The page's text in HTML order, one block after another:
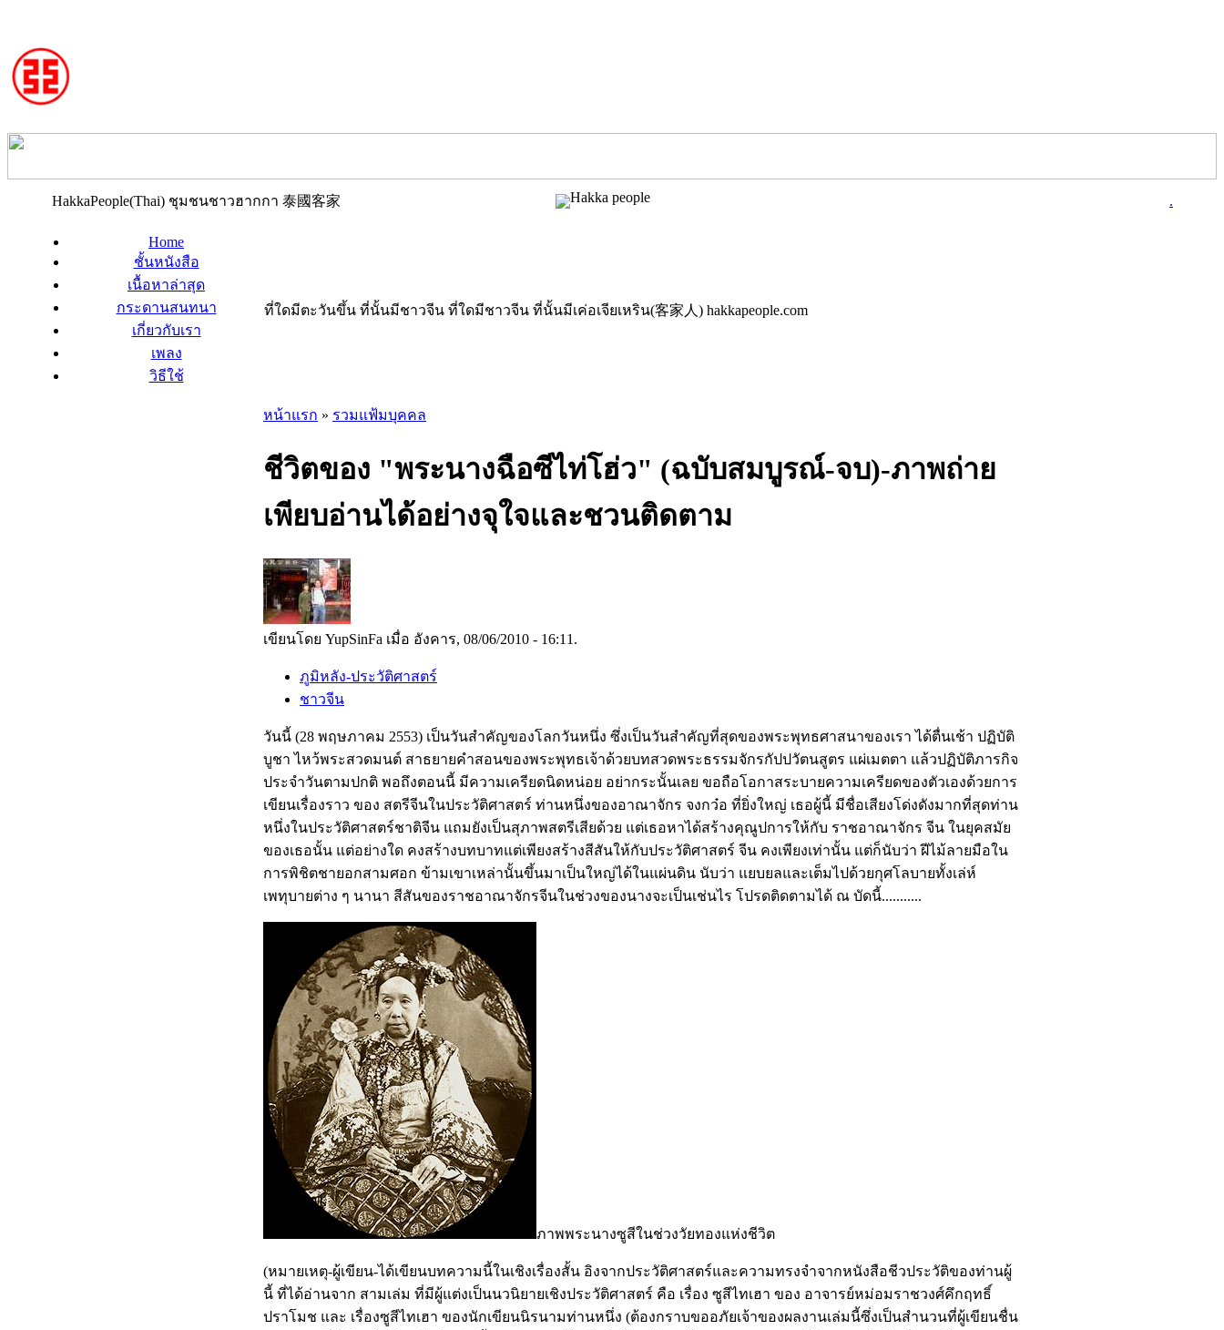
HakkaPeople(Thai) ชุมชนชาวฮากกา 泰國客家 .
Home
ชั้นหนังสือ
เนื้อหาล่าสุด
กระดานสนทนา
เกี่ยวกับเรา
เพลง
วิธีใช้
ที่ใดมีตะวันขึ้น ที่นั้นมีชาวจีน ที่ใดมีชาวจีน ที่นั้นมีเค่อเจียเหริน(客家人) hakkapeople.com
หน้าแรก » รวมแฟ้มบุคคล
ชีวิตของ "พระนางฉือซีไท่โฮ่ว" (ฉบับสมบูรณ์-จบ)-ภาพถ่าย
เพียบอ่านได้อย่างจุใจและชวนติดตาม
เขียนโดย YupSinFa เมื่อ อังคาร, 08/06/2010 - 16:11.
ภูมิหลัง-ประวัติศาสตร์
ชาวจีน
วันนี้ (28 พฤษภาคม 2553) เป็นวันสำคัญของโลกวันหนึ่ง ซึ่งเป็นวันสำคัญที่สุดของพระพุทธศาสนาของเรา ได้ตื่นเช้า ปฏิบัติ
บูชา ไหว้พระสวดมนต์ สาธยายคำสอนของพระพุทธเจ้าด้วยบทสวดพระธรรมจักรกัปปวัตนสูตร แผ่เมตตา แล้วปฏิบัติภารกิจ
ประจำวันตามปกติ พอถึงตอนนี้ มีความเครียดนิดหน่อย อย่ากระนั้นเลย ขอถือโอกาสระบายความเครียดของตัวเองด้วยการ
เขียนเรื่องราว ของ สตรีจีนในประวัติศาสตร์ ท่านหนึ่งของอาณาจักร จงกว๋อ ที่ยิ่งใหญ่ เธอผู้นี้ มีชื่อเสียงโด่งดังมากที่สุดท่าน
หนึ่งในประวัติศาสตร์ชาติจีน แถมยังเป็นสุภาพสตรีเสียด้วย แต่เธอหาได้สร้างคุณูปการให้กับ ราชอาณาจักร จีน ในยุคสมัย
ของเธอนั้น แต่อย่างใด คงสร้างบทบาทแต่เพียงสร้างสีสันให้กับประวัติศาสตร์ จีน คงเพียงเท่านั้น แต่ก็นับว่า ฝีไม้ลายมือใน
การพิชิตชายอกสามศอก ข้ามเขาเหล่านั้นขึ้นมาเป็นใหญ่ได้ในแผ่นดิน นับว่า แยบยลและเต็มไปด้วยกุศโลบายทั้งเล่ห์
เพทุบายต่าง ๆ นานา สีสันของราชอาณาจักรจีนในช่วงของนางจะเป็นเช่นไร โปรดติดตามได้ ณ บัดนี้...........
ภาพพระนางซูสีในช่วงวัยทองแห่งชีวิต
(หมายเหตุ-ผู้เขียน-ได้เขียนบทความนี้ในเชิงเรื่องสั้น อิงจากประวัติศาสตร์และความทรงจำจากหนังสือชีวประวัติของท่านผู้
นี้ ที่ได้อ่านจาก สามเล่ม ที่มีผู้แต่งเป็นนวนิยายเชิงประวัติศาสตร์ คือ เรื่อง ซูสีไทเฮา ของ อาจารย์หม่อมราชวงศ์คึกฤทธิ์
ปราโมช และ เรื่องซูสีไทเฮา ของนักเขียนนิรนามท่านหนึ่ง (ต้องกราบขออภัยเจ้าของผลงานเล่มนี้ซึ่งเป็นสำนวนที่ผู้เขียนชื่น